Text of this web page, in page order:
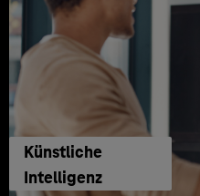
Künstliche
Intelligenz